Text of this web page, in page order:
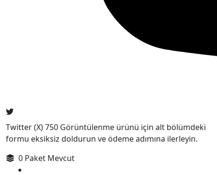
Twitter (X) 750 Görüntülenme ürünü için alt bölümdeki
formu eksiksiz doldurun ve ödeme adımına ilerleyin.
0 Paket Mevcut